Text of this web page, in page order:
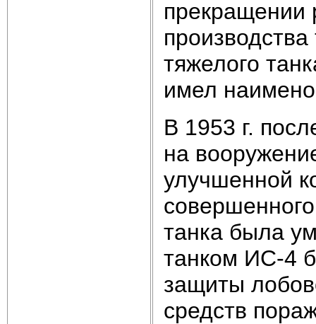
прекращении
тяжелого
имел
В 1953 г.
на
улучшенной
танка была
танком ИС-4
защиты
средств